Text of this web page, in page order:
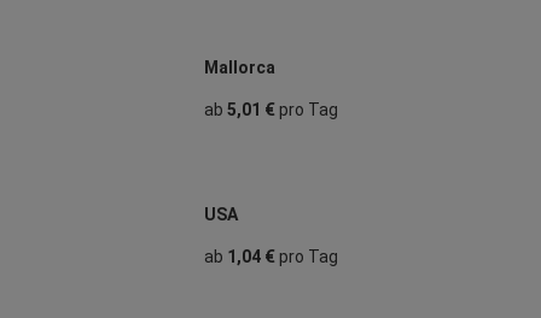
Mallorca
ab 5,01 €pro Tag
USA
ab 1,04 €pro Tag